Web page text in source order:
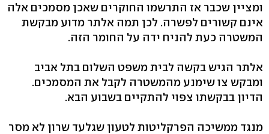
ומציין שכבר אז התרשמו החוקרים שאכן מסמכים אלה
אינם קשורים לפשרה. לכן תמה אלתר מדוע מבקשת
המשטרה כעת להניח ידה על החומר הזה.
אלתר הגיש בקשה לבית משפט השלום בתל אביב
ומבקש צו שימנע מהמשטרה לקבל את המסמכים.
הדיון בבקשתו צפוי להתקיים בשבוע הבא.
מנגד ממשיכה הפרקליטות לטעון שגלעד שרון לא מסר